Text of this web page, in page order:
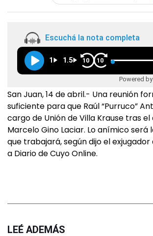
Escuchá la nota completa
1 1.5 10 10
Powered
San Juan, 14 de abril.- Una reunión
suficiente para que Raúl “Purruco”
cargo de Unión de Villa Krause tras
Marcelo Gino Laciar. Lo anímico será
que trabajará, según dijo el
a Diario de Cuyo Online.
LEÉ ADEMÁS